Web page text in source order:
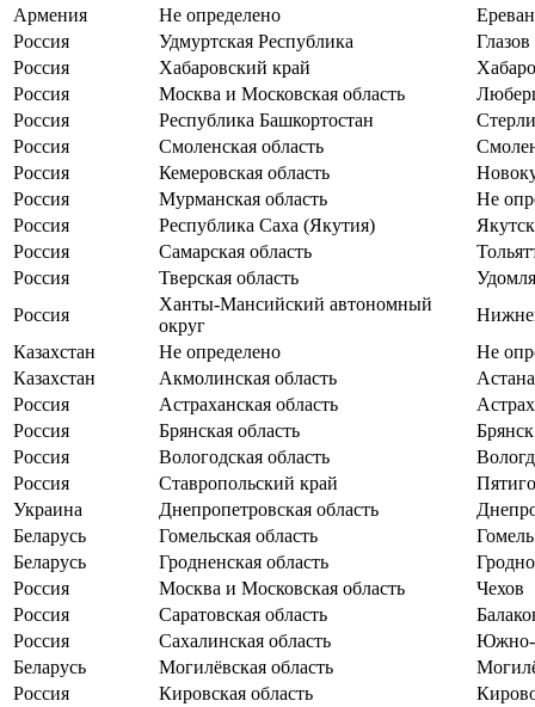
Армения
Не определено
Ереван
Россия
Удмуртская Республика
Глазов
Россия
Хабаровский край
Россия
Москва и Московская область
Россия
Республика Башкортостан
Россия
Смоленская область
Россия
Кемеровская область
Россия
Мурманская область
Не
Россия
Республика Саха (Якутия)
Якутск
Россия
Самарская область
Россия
Тверская область
Удомля
Россия
Ханты-Мансийский автономный
округ
Казахстан
Не определено
Не
Казахстан
Акмолинская область
Астана
Россия
Астраханская область
Россия
Брянская область
Брянск
Россия
Вологодская область
Россия
Ставропольский край
Украина
Днепропетровская область
Беларусь
Гомельская область
Гомель
Беларусь
Гродненская область
Гродно
Россия
Москва и Московская область
Чехов
Россия
Саратовская область
Россия
Сахалинская область
Южно-
Беларусь
Могилёвская область
Россия
Кировская область